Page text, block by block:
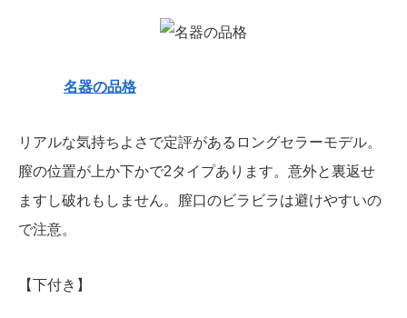
名器の品格
リアルな気持ちよさで定評があるロングセラーモデル。
膣の位置が上か下かで2タイプあります。意外と裏返せ
ますし破れもしません。膣口のビラビラは避けやすいの
で注意。
【下付き】